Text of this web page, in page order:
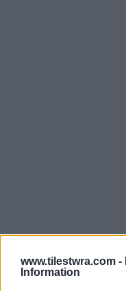
www.tilestwra.com -
Information